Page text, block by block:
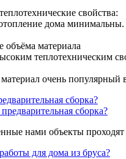
свойства:
дома минимальны.
объёма материала
теплотехническим
очень популярный
сборка?
нами объекты
для дома из бруса?